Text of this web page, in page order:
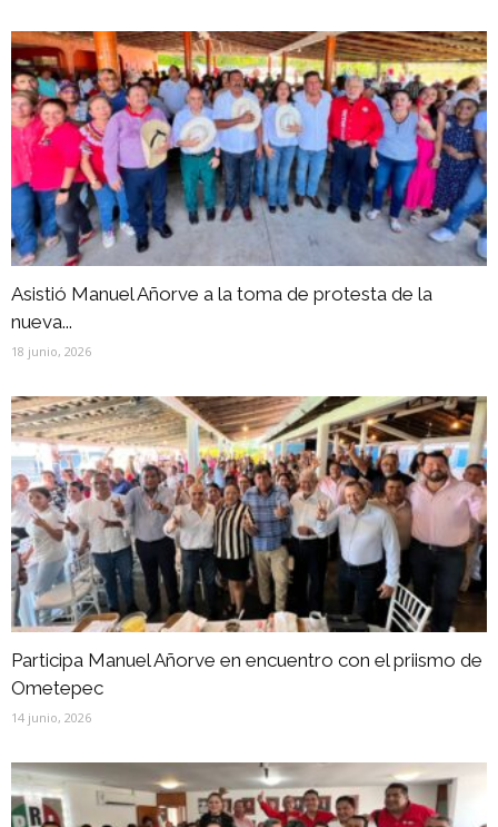
Asistió Manuel Añorve a la toma de protesta de la
nueva...
18 junio, 2026
Participa Manuel Añorve en encuentro con el priismo de
Ometepec
14 junio, 2026